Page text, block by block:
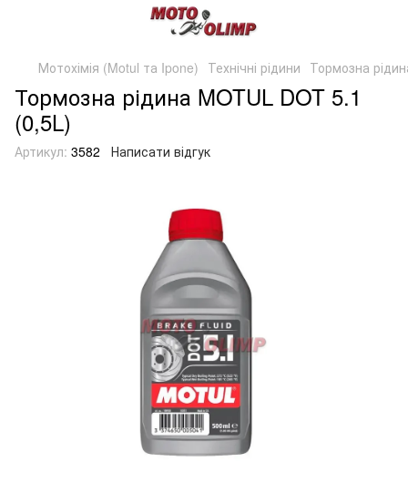
Мотохімія (Motul та Ipone) Технічні рідини Тормозна
Тормозна рідина MOTUL DOT 5.1
(0,5L)
Артикул: 3582 Написати відгук